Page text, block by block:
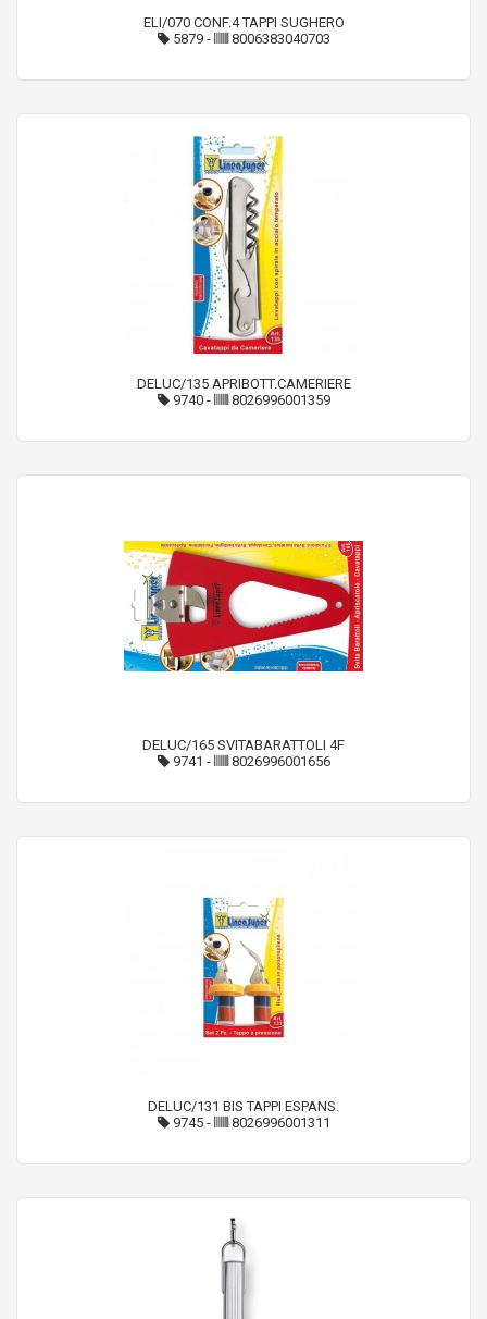
ELI/070 CONF.4 TAPPI SUGHERO
5879- 8006383040703
DELUC/135 APRIBOTT.CAMERIERE
9740- 8026996001359
DELUC/165 SVITABARATTOLI 4F
9741 - 8026996001656
DELUC/131 BIS TAPPI ESPANS.
9745- 8026996001311